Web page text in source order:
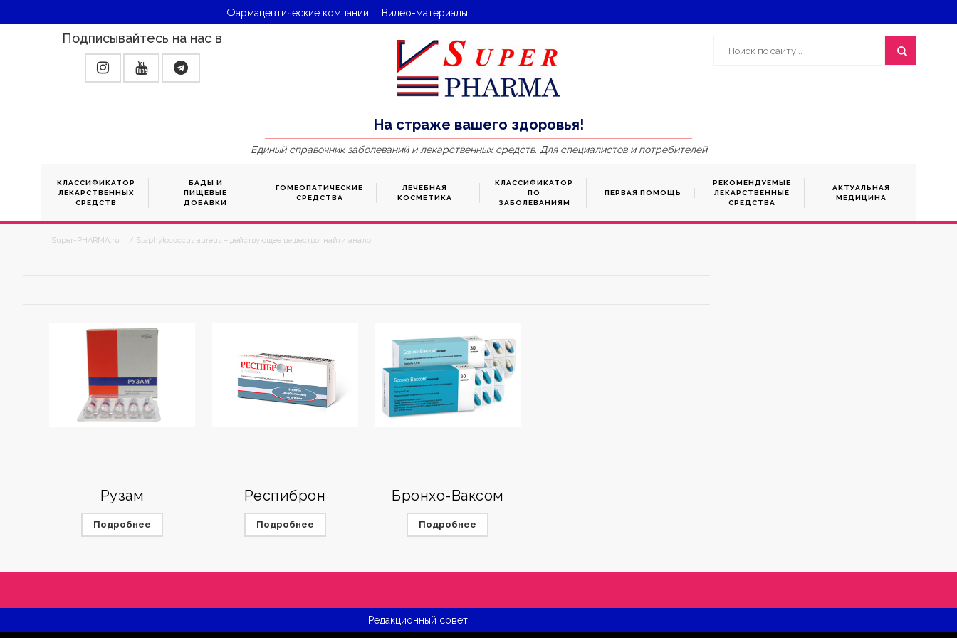
Фармацевтические компании Видео-материалы
Подписывайтесь на нас в
На страже вашего здоровья!
Единый справочник заболеваний и лекарственных средств. Для специалистов и потребителей
КЛАССИФИКАТОР
ЛЕКАРСТВЕННЫХ
СРЕДСТВ
БАДЫ И
ПИЩЕВЫЕ
ДОБАВКИ
ГОМЕОПАТИЧЕСКИЕ
СРЕДСТВА
ЛЕЧЕБНАЯ
КОСМЕТИКА
КЛАССИФИКАТОР
ПО
ЗАБОЛЕВАНИЯМ
ПЕРВАЯ ПОМОЩЬ
РЕКОМЕНДУЕМЫЕ
ЛЕКАРСТВЕННЫЕ
СРЕДСТВА
АКТУАЛЬНАЯ
МЕДИЦИНА
Super-PHARMA.ru / Staphylococcus aureus – действующее вещество, найти аналог
Рузам
Подробнее
Респиброн
Подробнее
Бронхо-Ваксом
Подробнее
Редакционный совет